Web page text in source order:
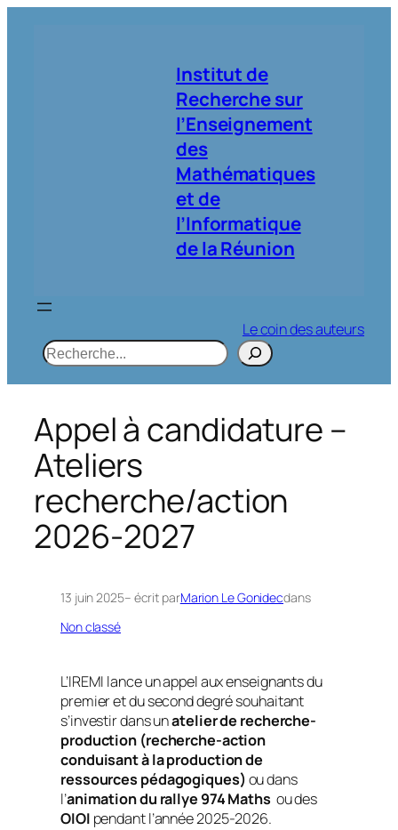
Institut de
Recherche sur
l’Enseignement
des
Mathématiques
et de
l’Informatique
de la Réunion
Le coin des auteurs
R
e
h
e
r
c
h
e
r
Appel à candidature –
Ateliers
recherche/action
2026-2027
13 juin 2025– écrit parMarion Le Gonidecdans
Non classé
L’IREMI lance un appel aux enseignants du
premier et du second degré souhaitant
s’investir dans unatelier de recherche-
production (recherche-action
conduisant à la production de
ressources pédagogiques) ou dans
l’animation du rallye 974 Maths ou des
OIOI pendant l’année 2025-2026.